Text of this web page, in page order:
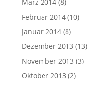
März 2014(8)
Februar 2014(10)
Januar 2014(8)
Dezember 2013 (13)
November 2013 (3)
Oktober 2013 (2)